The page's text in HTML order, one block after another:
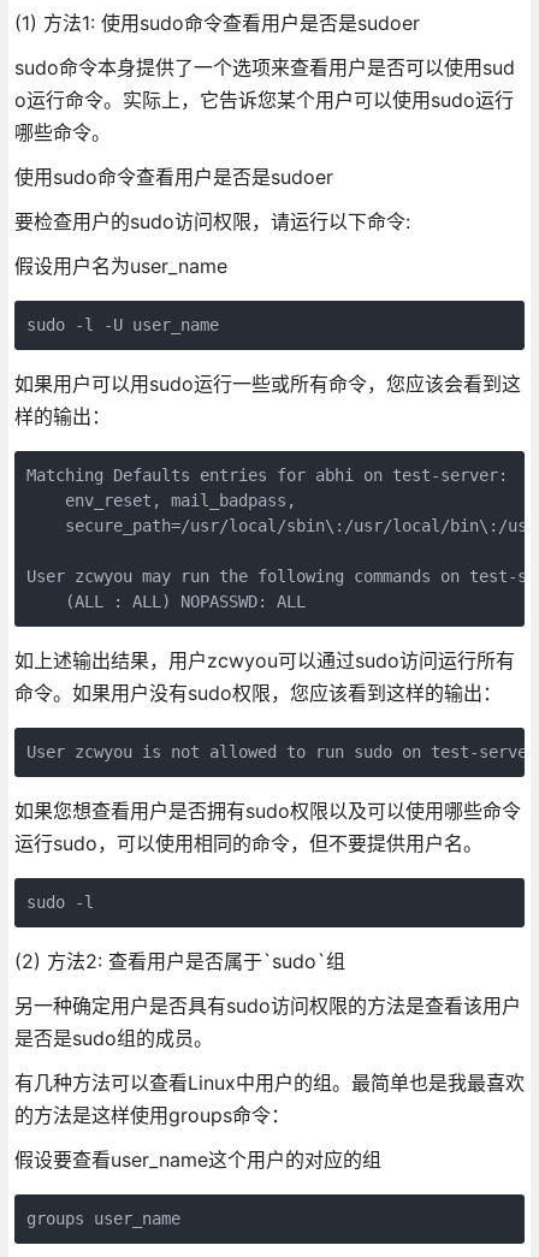
(1) 方法1: 使用sudo命令查看用户是否是sudoer
sudo命令本身提供了一个选项来查看用户是否可以使用sud
o运行命令。实际上，它告诉您某个用户可以使用sudo运行
哪些命令。
使用sudo命令查看用户是否是sudoer
要检查用户的sudo访问权限，请运行以下命令:
假设用户名为user_name
如果用户可以用sudo运行一些或所有命令，您应该会看到这
样的输出：
Matching Defaults entries for abhi on test-server:
env_reset, mail_badpass,
secure_path=/usr/local/sbin\:/usr/local/bin\:/
User zcwyou may run the following commands on
如上述输出结果，用户zcwyou可以通过sudo访问运行所有
命令。如果用户没有sudo权限，您应该看到这样的输出：
如果您想查看用户是否拥有sudo权限以及可以使用哪些命令
运行sudo，可以使用相同的命令，但不要提供用户名。
(2) 方法2: 查看用户是否属于`sudo`组
另一种确定用户是否具有sudo访问权限的方法是查看该用户
是否是sudo组的成员。
有几种方法可以查看Linux中用户的组。最简单也是我最喜欢
的方法是这样使用groups命令：
假设要查看user_name这个用户的对应的组